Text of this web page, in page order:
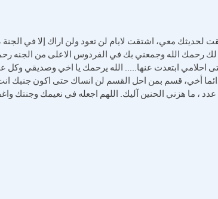
معي، اشتقت لايام لن تعود ولن اراك إلا في الجنة
رحمك الله وجمعني بك في الفردوس الاعلى من الجنه
احلامي ابتعدت عنها..... الله يرحمك يا اخي وصديقي وكل
أخي، قسم بمن احل القسم لن انساك حتى اكون جنبك
عدد ، ما هزني الحنين آليك. اللهم اجعله في نعيمك وجنتك